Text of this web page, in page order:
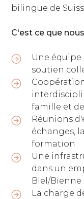
bilingue de
C'est ce que
Une
soutien
famille et
Réunions
échanges,
formation
Une
dans un
Biel/Bienne
La charge